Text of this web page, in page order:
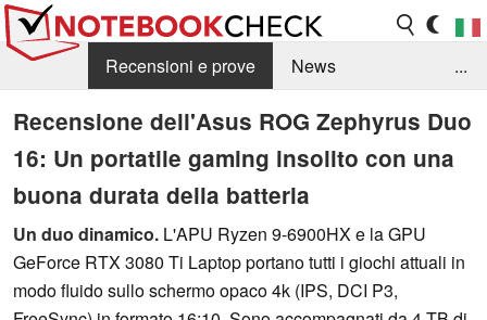
Recensioni e prove
News
Raccolta di recensioni
Info Techniche / Tips
Guida agli acquisti
Search Contact
...
Recensione dell'Asus ROG Zephyrus Duo
16: Un portatile gaming insolito con una
buona durata della batteria
Un duo dinamico. L'APU Ryzen 9-6900HX e la GPU
GeForce RTX 3080 Ti Laptop portano tutti i giochi attuali in
modo fluido sullo schermo opaco 4k (IPS, DCI P3,